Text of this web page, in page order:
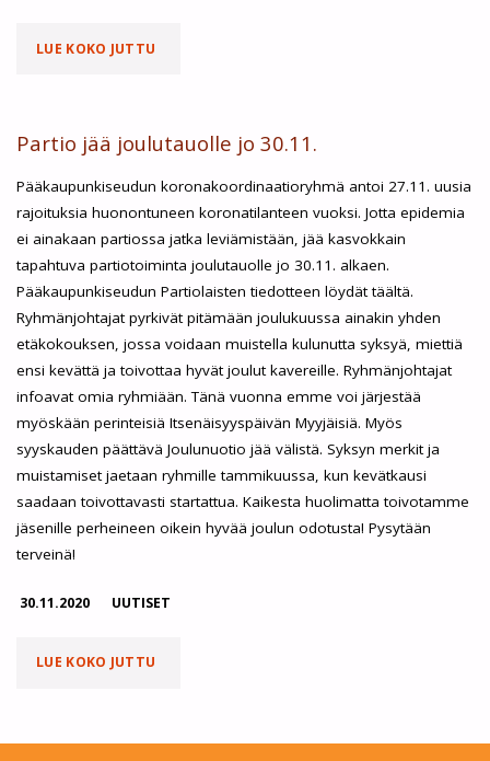
LUE KOKO JUTTU
VUOTIAIDEN
PARTIOILLAT
MAALISKUUSSA
ETÄNÄ"
Partio jää joulutauolle jo 30.11.
Pääkaupunkiseudun koronakoordinaatioryhmä antoi 27.11. uusia
rajoituksia huonontuneen koronatilanteen vuoksi. Jotta epidemia
ei ainakaan partiossa jatka leviämistään, jää kasvokkain
tapahtuva partiotoiminta joulutauolle jo 30.11. alkaen.
Pääkaupunkiseudun Partiolaisten tiedotteen löydät täältä.
Ryhmänjohtajat pyrkivät pitämään joulukuussa ainakin yhden
etäkokouksen, jossa voidaan muistella kulunutta syksyä, miettiä
ensi kevättä ja toivottaa hyvät joulut kavereille. Ryhmänjohtajat
infoavat omia ryhmiään. Tänä vuonna emme voi järjestää
myöskään perinteisiä Itsenäisyyspäivän Myyjäisiä. Myös
syyskauden päättävä Joulunuotio jää välistä. Syksyn merkit ja
muistamiset jaetaan ryhmille tammikuussa, kun kevätkausi
saadaan toivottavasti startattua. Kaikesta huolimatta toivotamme
jäsenille perheineen oikein hyvää joulun odotusta! Pysytään
terveinä!
30.11.2020 UUTISET
LUE KOKO JUTTU
JOULUTAUOLLE